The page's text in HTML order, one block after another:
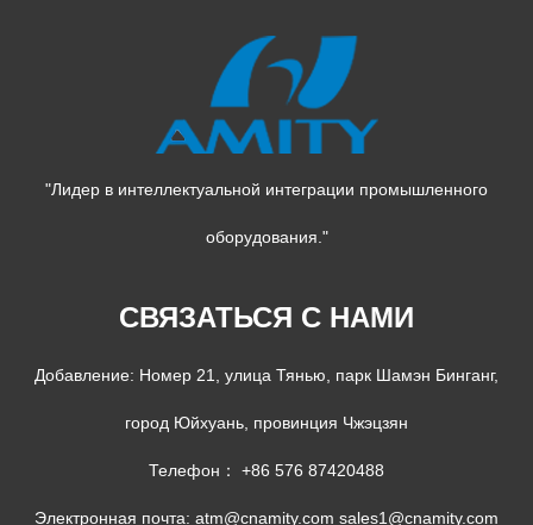
"Лидер в интеллектуальной интеграции промышленного
оборудования."
СВЯЗАТЬСЯ С НАМИ
Добавление: Номер 21, улица Тянью, парк Шамэн Бинганг,
город Юйхуань, провинция Чжэцзян
Телефон： +86 576 87420488
Электронная почта: atm@cnamity.com sales1@cnamity.com